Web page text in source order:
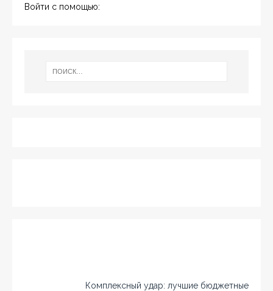
Войти с помощью:
Комплексный удар: лучшие бюджетные